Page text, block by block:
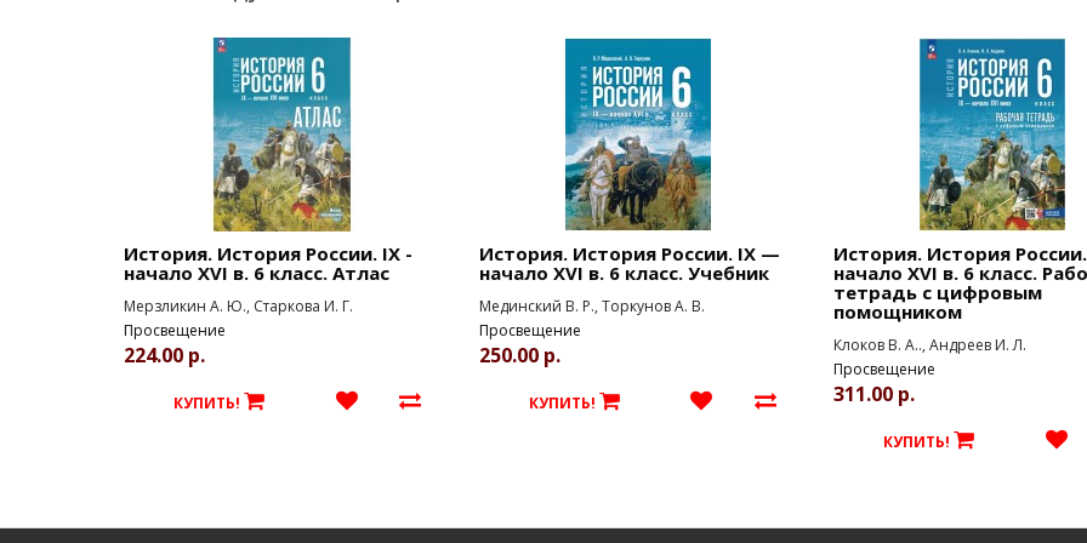
История. История России. IX -
начало XVI в. 6 класс. Атлас
Мерзликин А. Ю., Старкова И. Г.
Просвещение
224.00 р.
КУПИТЬ!
История. История России. IX —
начало XVI в. 6 класс. Учебник
Мединский В. Р., Торкунов А. В.
Просвещение
250.00 р.
КУПИТЬ!
История. История
начало XVI в. 6 класс.
тетрадь с цифровым
помощником
Клоков В. А.., Андреев И. Л.
Просвещение
311.00 р.
КУПИТЬ!